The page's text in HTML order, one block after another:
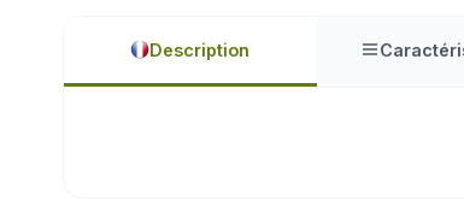
Description